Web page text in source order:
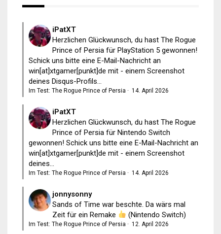
iPatXT
Herzlichen Glückwunsch, du hast The Rogue
Prince of Persia für PlayStation 5 gewonnen!
Schick uns bitte eine E-Mail-Nachricht an
win[at]xtgamer[punkt]de mit - einem Screenshot
deines Disqus-Profils...
Im Test: The Rogue Prince of Persia · 14. April 2026
iPatXT
Herzlichen Glückwunsch, du hast The Rogue
Prince of Persia für Nintendo Switch
gewonnen! Schick uns bitte eine E-Mail-Nachricht an
win[at]xtgamer[punkt]de mit - einem Screenshot
deines...
Im Test: The Rogue Prince of Persia · 14. April 2026
jonnysonny
Sands of Time war beschte. Da wärs mal
Zeit für ein Remake
(Nintendo Switch)
Im Test: The Rogue Prince of Persia · 12. April 2026